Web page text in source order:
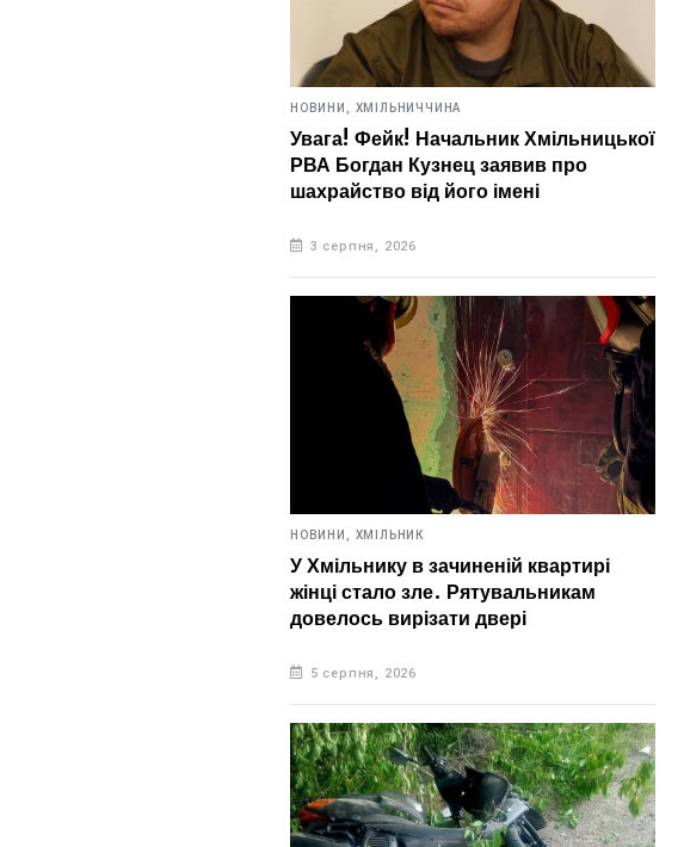
НОВИНИ, ХМІЛЬНИЧЧИНА
Увага! Фейк! Начальник Хмільницької
РВА Богдан Кузнец заявив про
шахрайство від його імені
3 серпня, 2026
НОВИНИ, ХМІЛЬНИК
У Хмільнику в зачиненій квартирі
жінці стало зле. Рятувальникам
довелось вирізати двері
5 серпня, 2026